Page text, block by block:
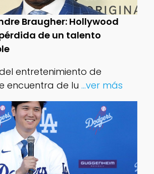
Braugher: Hollywood
de un talento
entretenimiento de
encuentra de lu ...ver más